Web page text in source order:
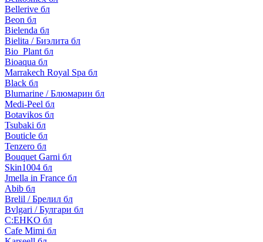
Bellerive бл
Beon бл
Bielenda бл
Bielita / Биэлита бл
Bio_Plant бл
Bioaqua бл
Marrakech Royal Spa бл
Black бл
Blumarine / Блюмарин бл
Medi-Peel бл
Botavikos бл
Tsubaki бл
Bouticle бл
Tenzero бл
Bouquet Garni бл
Skin1004 бл
Jmella in France бл
Abib бл
Brelil / Брелил бл
Bvlgari / Булгари бл
C:EHKO бл
Cafe Mimi бл